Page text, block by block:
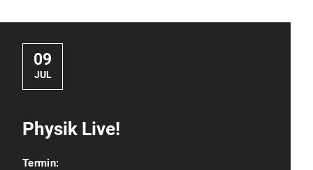
09
JUL
Physik Live!
Termin: